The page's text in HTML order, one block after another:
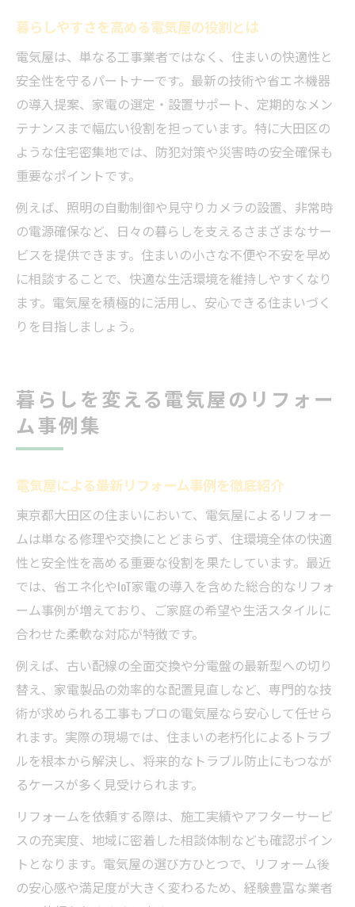
暮らしやすさを高める電気屋の役割とは
電気屋は、単なる工事業者ではなく、住まいの快適性と
安全性を守るパートナーです。最新の技術や省エネ機器
の導入提案、家電の選定・設置サポート、定期的なメン
テナンスまで幅広い役割を担っています。特に大田区の
ような住宅密集地では、防犯対策や災害時の安全確保も
重要なポイントです。
例えば、照明の自動制御や見守りカメラの設置、非常時
の電源確保など、日々の暮らしを支えるさまざまなサー
ビスを提供できます。住まいの小さな不便や不安を早め
に相談することで、快適な生活環境を維持しやすくなり
ます。電気屋を積極的に活用し、安心できる住まいづく
りを目指しましょう。
暮らしを変える電気屋のリフォー
ム事例集
電気屋による最新リフォーム事例を徹底紹介
東京都大田区の住まいにおいて、電気屋によるリフォー
ムは単なる修理や交換にとどまらず、住環境全体の快適
性と安全性を高める重要な役割を果たしています。最近
では、省エネ化やIoT家電の導入を含めた総合的なリフォ
ーム事例が増えており、ご家庭の希望や生活スタイルに
合わせた柔軟な対応が特徴です。
例えば、古い配線の全面交換や分電盤の最新型への切り
替え、家電製品の効率的な配置見直しなど、専門的な技
術が求められる工事もプロの電気屋なら安心して任せら
れます。実際の現場では、住まいの老朽化によるトラブ
ルを根本から解決し、将来的なトラブル防止にもつなが
るケースが多く見受けられます。
リフォームを依頼する際は、施工実績やアフターサービ
スの充実度、地域に密着した相談体制なども確認ポイン
トとなります。電気屋の選び方ひとつで、リフォーム後
の安心感や満足度が大きく変わるため、経験豊富な業者